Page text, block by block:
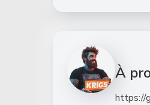
À
https://